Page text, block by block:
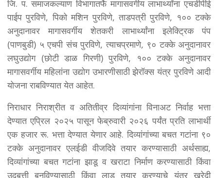
जि. प. समाजकल्याण विभागातर्फे मागासवर्गीय लाभार्थ्यांना एचडीपीई
पाईप पुरविणे, पिको मशिन पुरविणे, ताडपत्री पुरविणे, १०० टक्के
अनुदानावर मागासवर्गीय शेतकरी लाभार्थ्यांना इलेक्ट्रिक पंप
(पाणबुडी) ५ एचपी संच पुरविणे, त्याचप्रमाणे, ९० टक्के अनुदानावर
लघुउद्योग (छोटी डाळ गिरणी) पुरविणे, १०० टक्के अनुदानावर
मागासवर्गीय महिलांना उद्योग उभारणीसाठी झेरॉक्स यंत्र पुरविणे आदी
योजना राबविण्यात येत आहेत.
निराधार निराश्रीत व अतितीव्र दिव्यांगांना विनाअट निर्वाह भत्ता
देण्यात एप्रिल २०२५ पासून फेब्रुवारी २०२६ पर्यंत प्रति लाभार्थी
एक हजार रू. भत्ता देण्यात येणार आहे. दिव्यांगांच्या बचत गटांना ९०
टक्के अनुदानावर एलईडी वीजदिवे तयार करण्यासाठी अर्थसाह्य,
दिव्यांगांच्या बचत गटांना झाडू व खराटा निर्माण करण्यासाठी किंवा
उदबत्ती बनविण्यासाठी किंवा लाडू तयार करण्याचे यंत्र खरेदी